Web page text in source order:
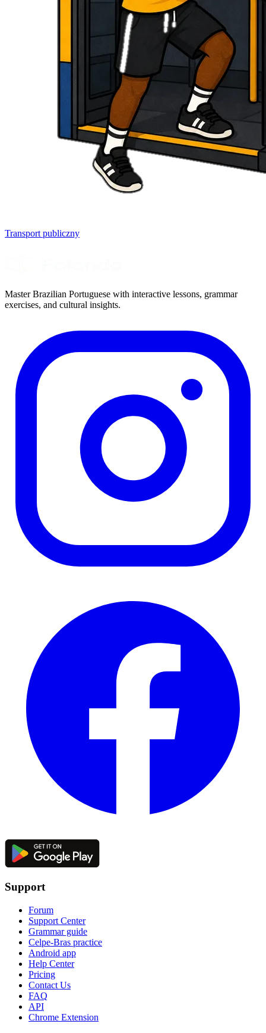
Transport publiczny
Master Brazilian Portuguese with interactive lessons, grammar
exercises, and cultural insights.
Support
Forum
Support Center
Grammar guide
Celpe-Bras practice
Android app
Help Center
Pricing
Contact Us
FAQ
API
Chrome Extension